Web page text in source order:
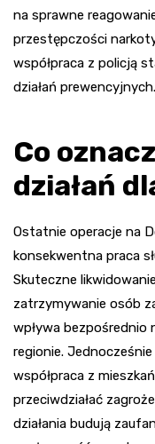
na sprawne
przestępczości
współpraca z policją
działań prewencyjnych.
Co
działań
Ostatnie operacje na
konsekwentna praca
Skuteczne
zatrzymywanie osób
wpływa bezpośrednio
regionie.
współpraca z
przeciwdziałać
działania budują